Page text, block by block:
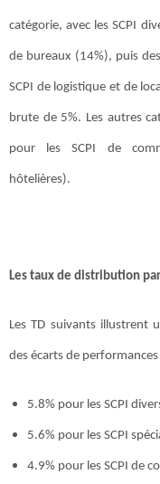
catégorie, avec les SCPI
de bureaux (14%), puis
SCPI de logistique et de
brute de 5%. Les autres
pour les SCPI de
hôtelières).
Les taux de distribution
Les TD suivants illustrent
des écarts de performances
5.8% pour les SCPI
5.6% pour les SCPI
4.9% pour les SCPI de